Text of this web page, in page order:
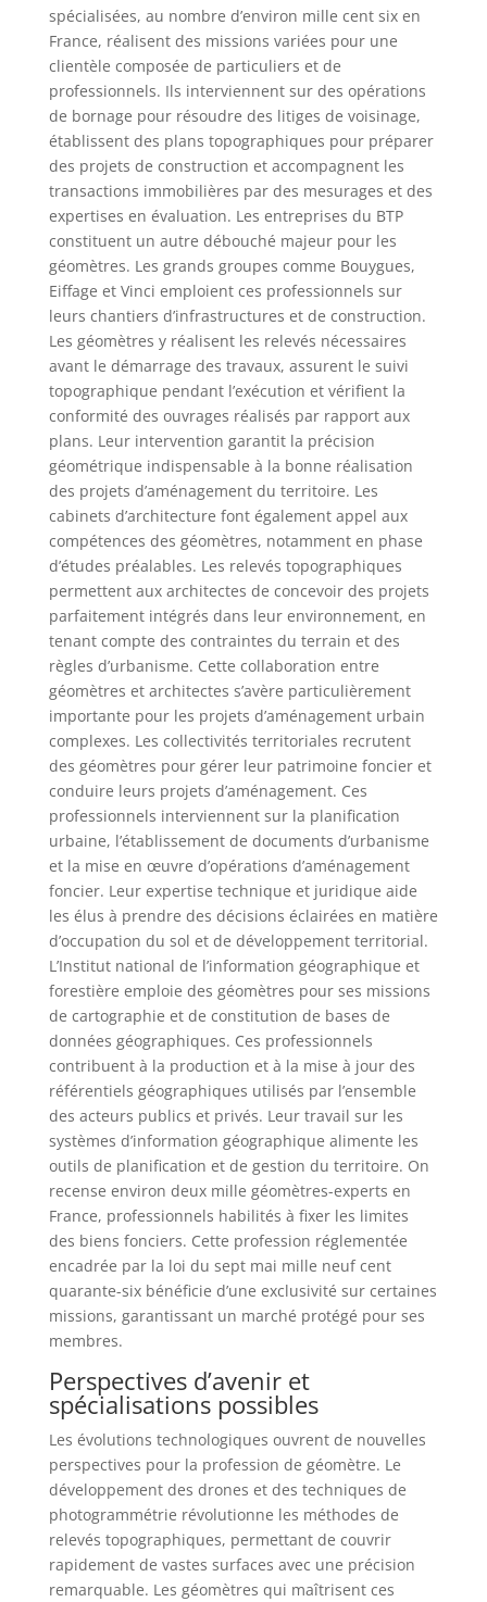
spécialisées, au nombre d’environ mille cent six en
France, réalisent des missions variées pour une
clientèle composée de particuliers et de
professionnels. Ils interviennent sur des opérations
de bornage pour résoudre des litiges de voisinage,
établissent des plans topographiques pour préparer
des projets de construction et accompagnent les
transactions immobilières par des mesurages et des
expertises en évaluation. Les entreprises du BTP
constituent un autre débouché majeur pour les
géomètres. Les grands groupes comme Bouygues,
Eiffage et Vinci emploient ces professionnels sur
leurs chantiers d’infrastructures et de construction.
Les géomètres y réalisent les relevés nécessaires
avant le démarrage des travaux, assurent le suivi
topographique pendant l’exécution et vérifient la
conformité des ouvrages réalisés par rapport aux
plans. Leur intervention garantit la précision
géométrique indispensable à la bonne réalisation
des projets d’aménagement du territoire. Les
cabinets d’architecture font également appel aux
compétences des géomètres, notamment en phase
d’études préalables. Les relevés topographiques
permettent aux architectes de concevoir des projets
parfaitement intégrés dans leur environnement, en
tenant compte des contraintes du terrain et des
règles d’urbanisme. Cette collaboration entre
géomètres et architectes s’avère particulièrement
importante pour les projets d’aménagement urbain
complexes. Les collectivités territoriales recrutent
des géomètres pour gérer leur patrimoine foncier et
conduire leurs projets d’aménagement. Ces
professionnels interviennent sur la planification
urbaine, l’établissement de documents d’urbanisme
et la mise en œuvre d’opérations d’aménagement
foncier. Leur expertise technique et juridique aide
les élus à prendre des décisions éclairées en matière
d’occupation du sol et de développement territorial.
L’Institut national de l’information géographique et
forestière emploie des géomètres pour ses missions
de cartographie et de constitution de bases de
données géographiques. Ces professionnels
contribuent à la production et à la mise à jour des
référentiels géographiques utilisés par l’ensemble
des acteurs publics et privés. Leur travail sur les
systèmes d’information géographique alimente les
outils de planification et de gestion du territoire. On
recense environ deux mille géomètres-experts en
France, professionnels habilités à fixer les limites
des biens fonciers. Cette profession réglementée
encadrée par la loi du sept mai mille neuf cent
quarante-six bénéficie d’une exclusivité sur certaines
missions, garantissant un marché protégé pour ses
membres.
Perspectives d’avenir et
spécialisations possibles
Les évolutions technologiques ouvrent de nouvelles
perspectives pour la profession de géomètre. Le
développement des drones et des techniques de
photogrammétrie révolutionne les méthodes de
relevés topographiques, permettant de couvrir
rapidement de vastes surfaces avec une précision
remarquable. Les géomètres qui maîtrisent ces